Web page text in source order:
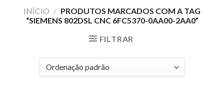
INÍCIO / PRODUTOS MARCADOS COM A TAG
“SIEMENS 802DSL CNC 6FC5370-0AA00-2AA0”
FILTRAR